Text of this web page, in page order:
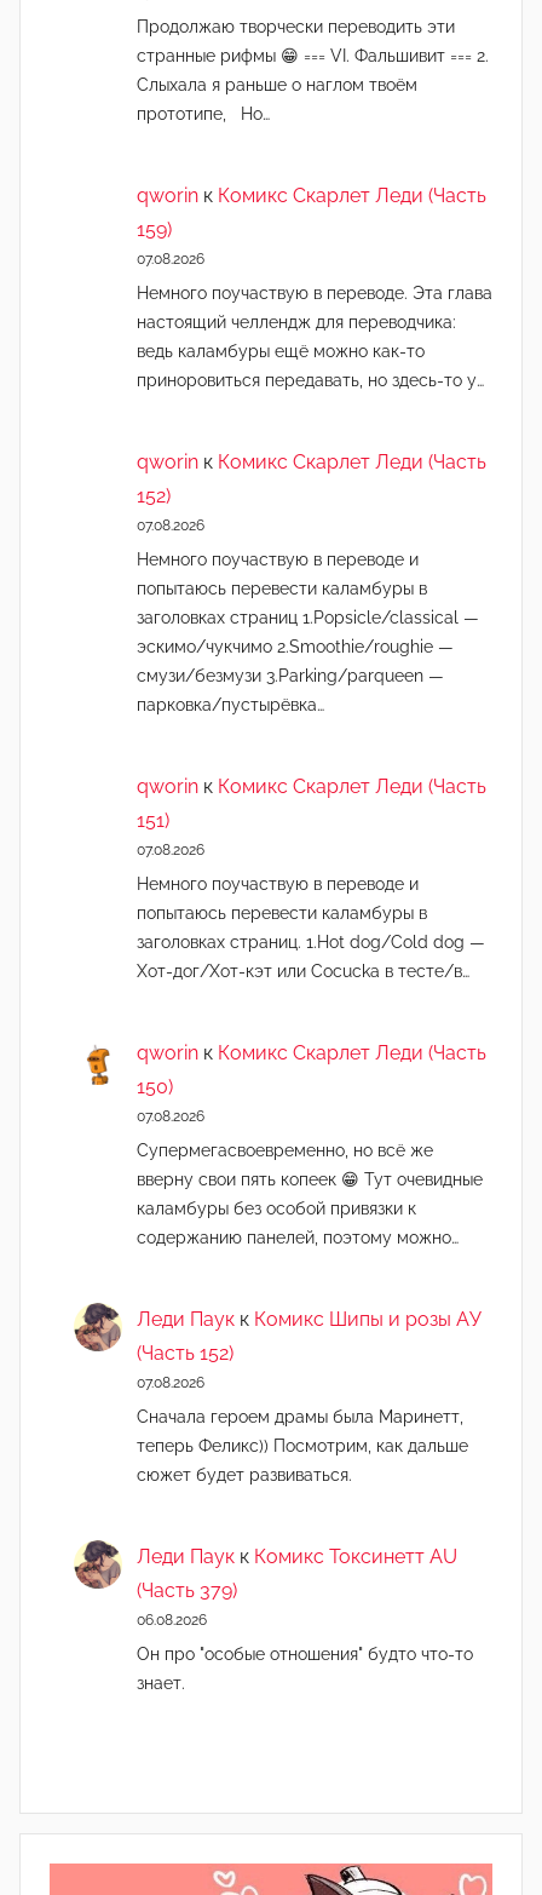
Продолжаю творчески переводить эти
странные рифмы 😁 === VI. Фальшивит === 2.
Слыхала я раньше о наглом твоём
прототипе, Но…
qworin к Комикс Скарлет Леди (Часть
159)
07.08.2026
Немного поучаствую в переводе. Эта глава
настоящий челлендж для переводчика:
ведь каламбуры ещё можно как-то
приноровиться передавать, но здесь-то у…
qworin к Комикс Скарлет Леди (Часть
152)
07.08.2026
Немного поучаствую в переводе и
попытаюсь перевести каламбуры в
заголовках страниц 1.Popsicle/classical —
эскимо/чукчимо 2.Smoothie/roughie —
смузи/безмузи 3.Parking/parqueen —
парковка/пустырёвка…
qworin к Комикс Скарлет Леди (Часть
151)
07.08.2026
Немного поучаствую в переводе и
попытаюсь перевести каламбуры в
заголовках страниц. 1.Hot dog/Cold dog —
Хот-дог/Хот-кэт или Cocucka в тесте/в…
qworin к Комикс Скарлет Леди (Часть
150)
07.08.2026
Супермегасвоевременно, но всё же
вверну свои пять копеек 😁 Тут очевидные
каламбуры без особой привязки к
содержанию панелей, поэтому можно…
Леди Паук к Комикс Шипы и розы АУ
(Часть 152)
07.08.2026
Сначала героем драмы была Маринетт,
теперь Феликс)) Посмотрим, как дальше
сюжет будет развиваться.
Леди Паук к Комикс Токсинетт AU
(Часть 379)
06.08.2026
Он про "особые отношения" будто что-то
знает.